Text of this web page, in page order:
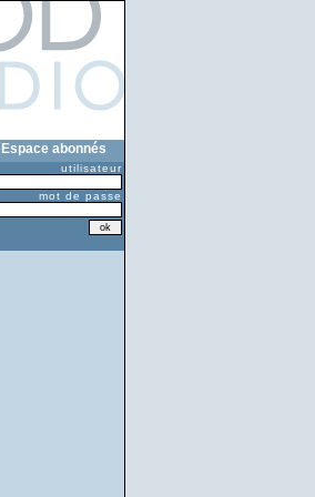
Espace abonnés
utilisateur
mot de passe